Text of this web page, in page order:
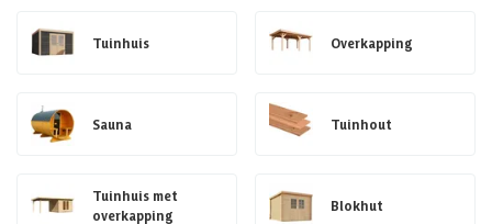
Tuinhuis Overkapping
Sauna Tuinhout
Tuinhuis met
overkapping
Blokhut